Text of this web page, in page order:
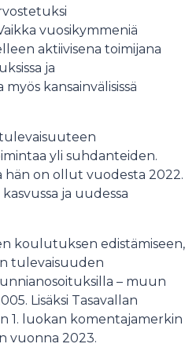
vuosikymmeniä
aktiivisena toimijana
ja
kansainvälisissä
yli suhdanteiden.
on ollut vuodesta 2022.
ja uudessa
koulutuksen edistämiseen,
tulevaisuuden
– muun
Lisäksi Tasavallan
1. luokan komentajamerkin
vuonna 2023.